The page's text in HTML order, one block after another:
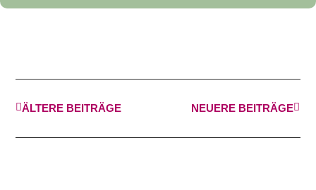
ÄLTERE BEITRÄGE NEUERE BEITRÄGE